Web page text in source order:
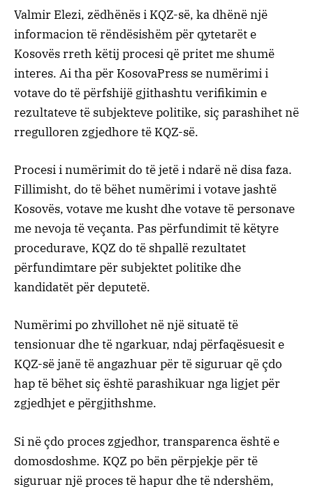
Valmir Elezi, zëdhënës i KQZ-së, ka dhënë një
informacion të rëndësishëm për qytetarët e
Kosovës rreth këtij procesi që pritet me shumë
interes. Ai tha për KosovaPress se numërimi i
votave do të përfshijë gjithashtu verifikimin e
rezultateve të subjekteve politike, siç parashihet në
rregulloren zgjedhore të KQZ-së.
Procesi i numërimit do të jetë i ndarë në disa faza.
Fillimisht, do të bëhet numërimi i votave jashtë
Kosovës, votave me kusht dhe votave të personave
me nevoja të veçanta. Pas përfundimit të këtyre
procedurave, KQZ do të shpallë rezultatet
përfundimtare për subjektet politike dhe
kandidatët për deputetë.
Numërimi po zhvillohet në një situatë të
tensionuar dhe të ngarkuar, ndaj përfaqësuesit e
KQZ-së janë të angazhuar për të siguruar që çdo
hap të bëhet siç është parashikuar nga ligjet për
zgjedhjet e përgjithshme.
Si në çdo proces zgjedhor, transparenca është e
domosdoshme. KQZ po bën përpjekje për të
siguruar një proces të hapur dhe të ndershëm,